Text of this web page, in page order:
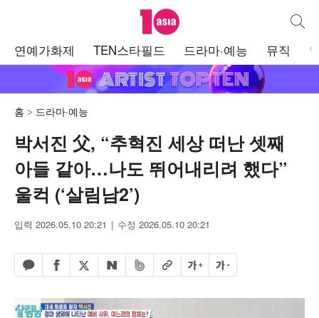
텐아시아 통합
연예가화제 TEN스타필드 드라마·예능 뮤직
홈 드라마·예능
박서진 父, “추혁진 세상 떠난 셋째
아들 같아…나도 뛰어내리려 했다”
울컥 (‘살림남2’)
입력 2026.05.10 20:21 수정 2026.05.10 20:21
카카오톡 공유하기
페이스북 공유하기
엑스 공유하기
네이버 공유하기
밴드 공유하기
URL복사글자 크게글자 작게